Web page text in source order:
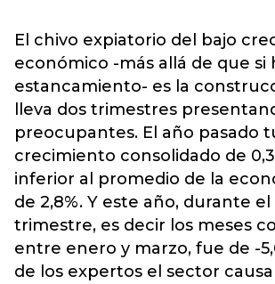
El chivo expiatorio del bajo
económico -más allá de que si
estancamiento- es la
lleva dos trimestres
preocupantes. El año pasado
crecimiento consolidado de
inferior al promedio de la
de 2,8%. Y este año, durante
trimestre, es decir los meses
entre enero y marzo, fue de -
de los expertos el sector